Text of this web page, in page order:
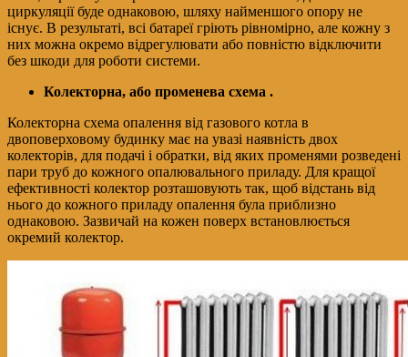
циркуляції буде однаковою, шляху найменшого опору не
існує. В результаті, всі батареї гріють рівномірно, але кожну з
них можна окремо відрегулювати або повністю відключити
без шкоди для роботи системи.
Колекторна, або променева схема .
Колекторна схема опалення від газового котла в
двоповерховому будинку має на увазі наявність двох
колекторів, для подачі і обратки, від яких променями розведені
пари труб до кожного опалювального приладу. Для кращої
ефективності колектор розташовують так, щоб відстань від
нього до кожного приладу опалення була приблизно
однаковою. Зазвичай на кожен поверх встановлюється
окремий колектор.